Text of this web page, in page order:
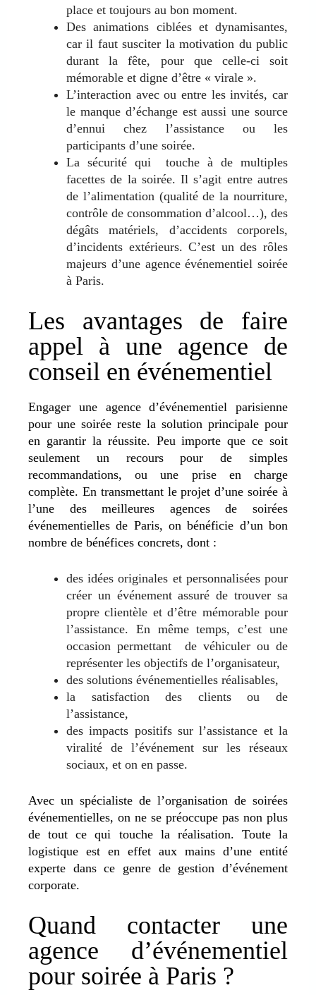
place et toujours au bon moment.
Des animations ciblées et dynamisantes,
car il faut susciter la motivation du public
durant la fête, pour que celle-ci soit
mémorable et digne d’être « virale ».
L’interaction avec ou entre les invités, car
le manque d’échange est aussi une source
d’ennui chez l’assistance ou les
participants d’une soirée.
La sécurité qui touche à de multiples
facettes de la soirée. Il s’agit entre autres
de l’alimentation (qualité de la nourriture,
contrôle de consommation d’alcool…), des
dégâts matériels, d’accidents corporels,
d’incidents extérieurs. C’est un des rôles
majeurs d’une agence événementiel soirée
à Paris.
Les avantages de faire
appel à une agence de
conseil en événementiel
Engager une agence d’événementiel parisienne
pour une soirée reste la solution principale pour
en garantir la réussite. Peu importe que ce soit
seulement un recours pour de simples
recommandations, ou une prise en charge
complète. En transmettant le projet d’une soirée à
l’une des meilleures agences de soirées
événementielles de Paris, on bénéficie d’un bon
nombre de bénéfices concrets, dont :
des idées originales et personnalisées pour
créer un événement assuré de trouver sa
propre clientèle et d’être mémorable pour
l’assistance. En même temps, c’est une
occasion permettant de véhiculer ou de
représenter les objectifs de l’organisateur,
des solutions événementielles réalisables,
la satisfaction des clients ou de
l’assistance,
des impacts positifs sur l’assistance et la
viralité de l’événement sur les réseaux
sociaux, et on en passe.
Avec un spécialiste de l’organisation de soirées
événementielles, on ne se préoccupe pas non plus
de tout ce qui touche la réalisation. Toute la
logistique est en effet aux mains d’une entité
experte dans ce genre de gestion d’événement
corporate.
Quand contacter une
agence d’événementiel
pour soirée à Paris ?